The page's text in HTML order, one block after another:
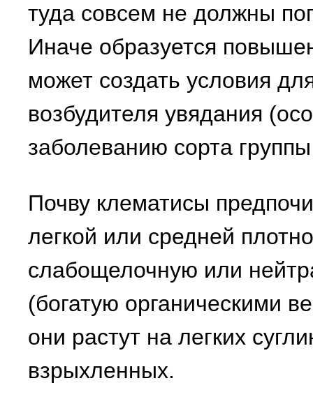
туда совсем не должны
Иначе образуется
может создать условия
возбудителя увядания
заболеванию сорта
Почву клематисы
легкой или средней
слабощелочную или
(богатую органическими
они растут на легких
взрыхленных.